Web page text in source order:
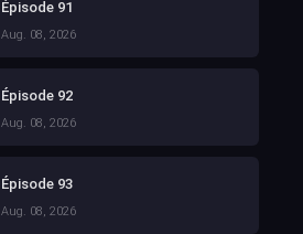
Épisode 91
Aug. 08, 2026
Épisode 92
Aug. 08, 2026
Épisode 93
Aug. 08, 2026